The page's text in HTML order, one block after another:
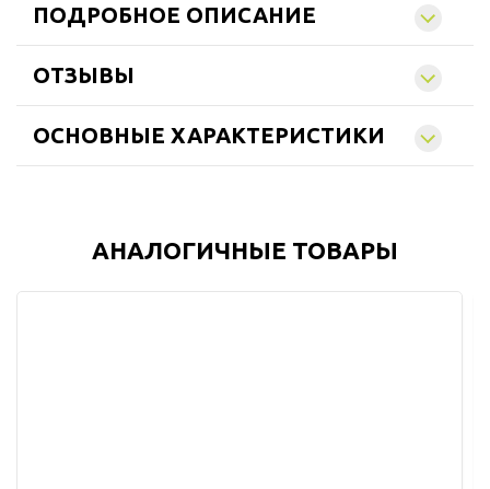
ПОДРОБНОЕ ОПИСАНИЕ
ОТЗЫВЫ
ОСНОВНЫЕ ХАРАКТЕРИСТИКИ
АНАЛОГИЧНЫЕ ТОВАРЫ